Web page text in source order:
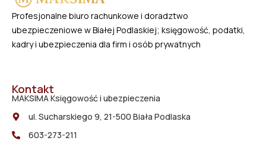
Profesjonalne biuro rachunkowe i doradztwo
ubezpieczeniowe w Białej Podlaskiej; księgowość, podatki,
kadry i ubezpieczenia dla firm i osób prywatnych
Kontakt
MAKSIMA Księgowość i ubezpieczenia
ul. Sucharskiego 9, 21-500 Biała Podlaska
603-273-211